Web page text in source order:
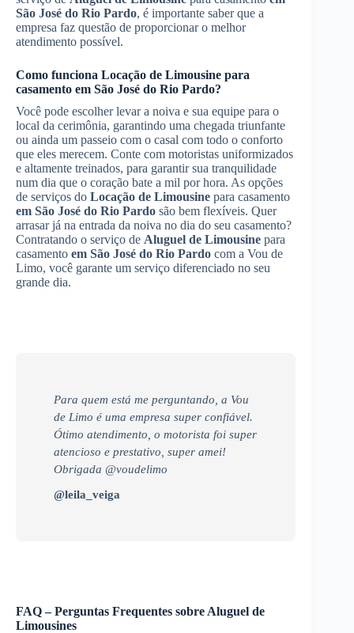
São José do Rio Pardo, é importante saber que a
empresa faz questão de proporcionar o melhor
atendimento possível.
Como funciona Locação de Limousine para
casamento em São José do Rio Pardo?
Você pode escolher levar a noiva e sua equipe para o
local da cerimônia, garantindo uma chegada triunfante
ou ainda um passeio com o casal com todo o conforto
que eles merecem. Conte com motoristas uniformizados
e altamente treinados, para garantir sua tranquilidade
num dia que o coração bate a mil por hora. As opções
de serviços do Locação de Limousine para casamento
em São José do Rio Pardo são bem flexíveis. Quer
arrasar já na entrada da noiva no dia do seu casamento?
Contratando o serviço de Aluguel de Limousine para
casamento em São José do Rio Pardo com a Vou de
Limo, você garante um serviço diferenciado no seu
grande dia.
Para quem está me perguntando, a Vou
de Limo é uma empresa super confiável.
Ótimo atendimento, o motorista foi super
atencioso e prestativo, super amei!
Obrigada @voudelimo
@leila_veiga
FAQ – Perguntas Frequentes sobre Aluguel de
Limousines